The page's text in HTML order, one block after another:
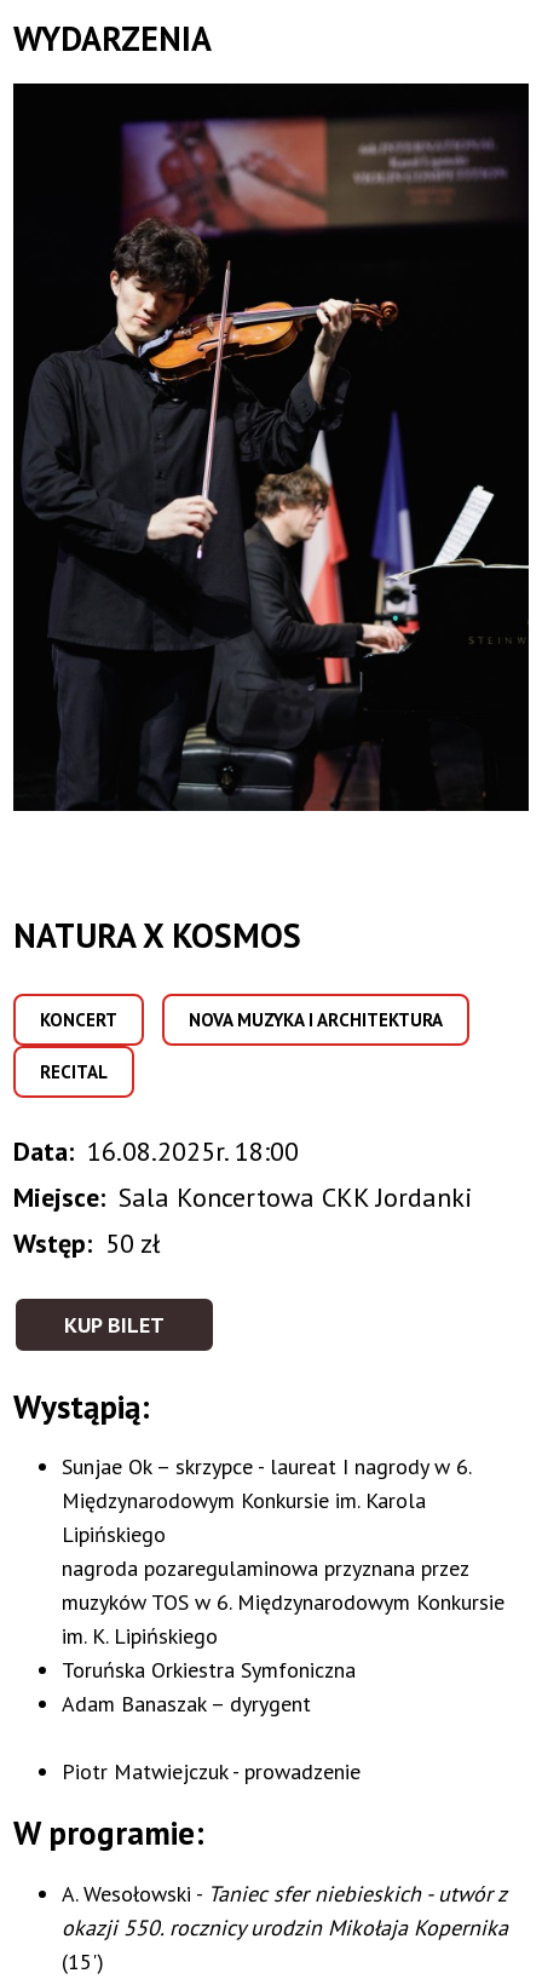
WYDARZENIA
NATURA X KOSMOS
KONCERT NOVA MUZYKA I ARCHITEKTURA
RECITAL
Data
16.08.2025r. 18:00
Miejsce Sala Koncertowa CKK Jordanki
Wstęp
50 zł
KUP BILET
Wystąpią:
Sunjae Ok – skrzypce - laureat I nagrody w 6.
Międzynarodowym Konkursie im. Karola
Lipińskiego
nagroda pozaregulaminowa przyznana przez
muzyków TOS w 6. Międzynarodowym Konkursie
im. K. Lipińskiego
Toruńska Orkiestra Symfoniczna
Adam Banaszak – dyrygent
Piotr Matwiejczuk - prowadzenie
W programie:
A. Wesołowski - Taniec sfer niebieskich - utwór z
okazji 550. rocznicy urodzin Mikołaja Kopernika
(15')